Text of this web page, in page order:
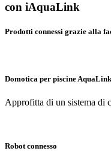
con iAquaLink
Prodotti connessi grazie alla
Domotica per piscine
Approfitta di un sistema di
Robot connesso